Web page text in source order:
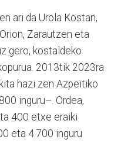
ari da Urola Kostan,
Zarautzen eta
gero, kostaldeko
2013tik 2023ra
hazi zen Azpeitiko
inguru–. Ordea,
400 etxe eraiki
eta 4.700 inguru